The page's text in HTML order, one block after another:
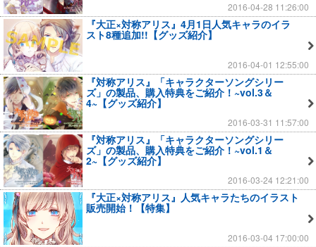
2016-04-28 11:26:00
『大正×対称アリス』4月1日人気キャラのイラ
スト8種追加!!【グッズ紹介】
2016-04-01 12:55:00
『対称アリス』「キャラクターソングシリー
ズ」の製品、購入特典をご紹介！~vol.3＆
4~【グッズ紹介】
2016-03-31 11:57:00
『対称アリス』「キャラクターソングシリー
ズ」の製品、購入特典をご紹介！~vol.1＆
2~【グッズ紹介】
2016-03-24 12:21:00
『大正×対称アリス』人気キャラたちのイラスト
販売開始！【特集】
2016-03-04 17:00:00